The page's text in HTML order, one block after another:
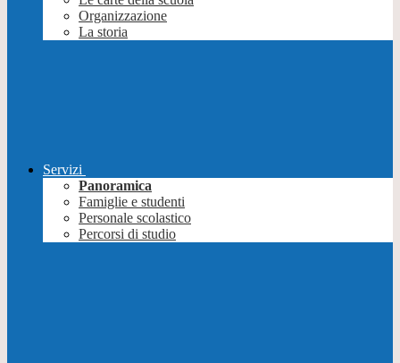
Organizzazione
La storia
Servizi
Panoramica
Famiglie e studenti
Personale scolastico
Percorsi di studio